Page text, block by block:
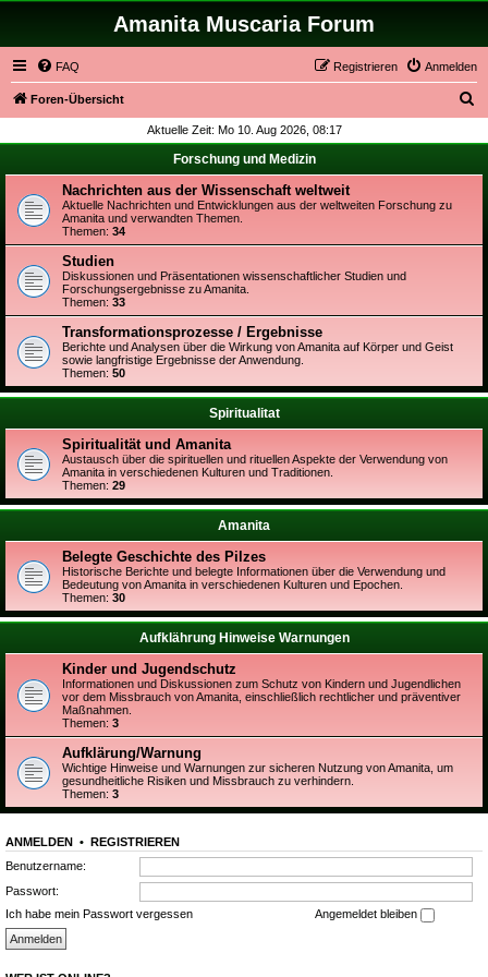
Amanita Muscaria Forum
FAQ Anmelden
Registrieren
Foren-Übersicht
h
Aktuelle Zeit: Mo 10. Aug 2026, 08:17
Forschung und Medizin
Nachrichten aus der Wissenschaft weltweit
Aktuelle Nachrichten und Entwicklungen aus der weltweiten Forschung zu
Amanita und verwandten Themen.
Themen: 34
Studien
Diskussionen und Präsentationen wissenschaftlicher Studien und
Forschungsergebnisse zu Amanita.
Themen: 33
Transformationsprozesse / Ergebnisse
Berichte und Analysen über die Wirkung von Amanita auf Körper und Geist
sowie langfristige Ergebnisse der Anwendung.
Themen: 50
Spiritualitat
Spiritualität und Amanita
Austausch über die spirituellen und rituellen Aspekte der Verwendung von
Amanita in verschiedenen Kulturen und Traditionen.
Themen: 29
Amanita
Belegte Geschichte des Pilzes
Historische Berichte und belegte Informationen über die Verwendung und
Bedeutung von Amanita in verschiedenen Kulturen und Epochen.
Themen: 30
Aufklährung Hinweise Warnungen
Kinder und Jugendschutz
Informationen und Diskussionen zum Schutz von Kindern und Jugendlichen
vor dem Missbrauch von Amanita, einschließlich rechtlicher und präventiver
Maßnahmen.
Themen: 3
Aufklärung/Warnung
Wichtige Hinweise und Warnungen zur sicheren Nutzung von Amanita, um
gesundheitliche Risiken und Missbrauch zu verhindern.
Themen: 3
ANMELDEN • REGISTRIEREN
Benutzername:
Passwort:
Ich habe mein Passwort vergessen
Angemeldet bleiben